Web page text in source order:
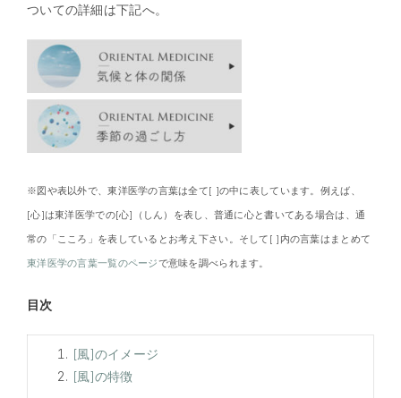
ついての詳細は下記へ。
※図や表以外で、東洋医学の言葉は全て[ ]の中に表しています。例えば、
[心]は東洋医学での[心]（しん）を表し、普通に心と書いてある場合は、通
常の「こころ」を表しているとお考え下さい。そして[ ]内の言葉はまとめて
東洋医学の言葉一覧のページで意味を調べられます。
目次
[風]のイメージ
[風]の特徴